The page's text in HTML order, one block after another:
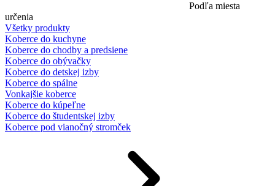
Podľa miesta
určenia
Všetky produkty
Koberce do kuchyne
Koberce do chodby a predsiene
Koberce do obývačky
Koberce do detskej izby
Koberce do spálne
Vonkajšie koberce
Koberce do kúpeľne
Koberce do študentskej izby
Koberce pod vianočný stromček